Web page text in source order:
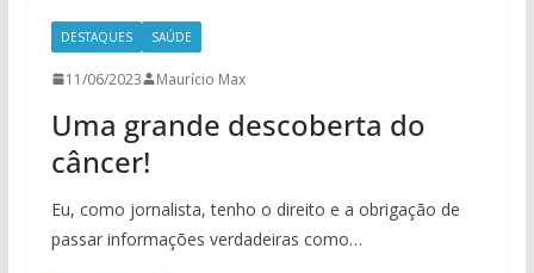
DESTAQUES SAÚDE
11/06/2023 Maurício Max
Uma grande descoberta do
câncer!
Eu, como jornalista, tenho o direito e a obrigação de
passar informações verdadeiras como…